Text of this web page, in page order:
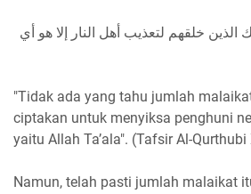
الذين خلقهم لتعذيب أهل النار إلا هو أي
"Tidak ada yang tahu jumlah
ciptakan untuk menyiksa penghuni
yaitu Allah Ta’ala". (Tafsir Al-Qurthubi
Namun, telah pasti jumlah malaikat